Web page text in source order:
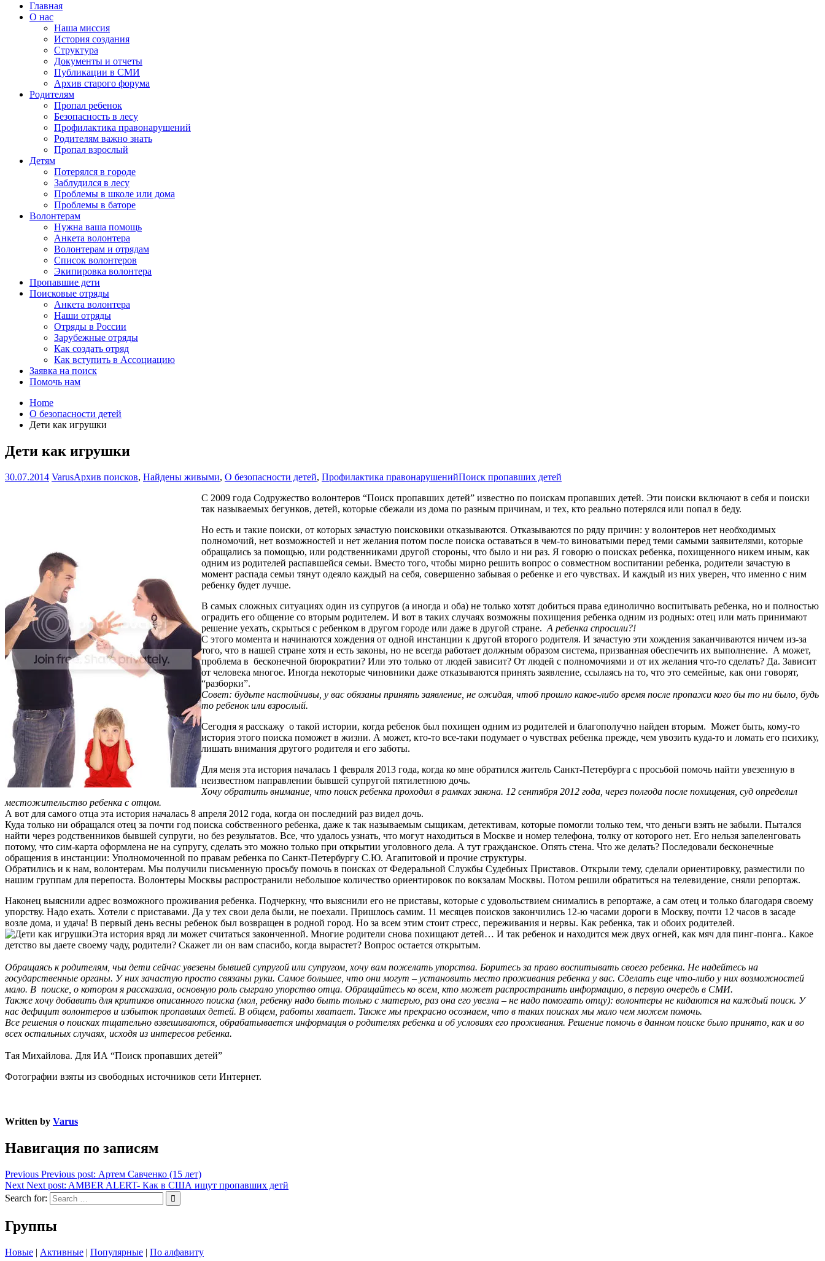
Главная
О нас
Наша миссия
История создания
Структура
Документы и отчеты
Публикации в СМИ
Архив старого форума
Родителям
Пропал ребенок
Безопасность в лесу
Профилактика правонарушений
Родителям важно знать
Пропал взрослый
Детям
Потерялся в городе
Заблудился в лесу
Проблемы в школе или дома
Проблемы в баторе
Волонтерам
Нужна ваша помощь
Анкета волонтера
Волонтерам и отрядам
Список волонтеров
Экипировка волонтера
Пропавшие дети
Поисковые отряды
Анкета волонтера
Наши отряды
Отряды в России
Зарубежные отряды
Как создать отряд
Как вступить в Ассоциацию
Заявка на поиск
Помочь нам
Home
О безопасности детей
Дети как игрушки
Дети как игрушки
30.07.2014 VarusАрхив поисков, Найдены живыми, О безопасности детей, Профилактика правонарушенийПоиск пропавших детей
С 2009 года Содружество волонтеров “Поиск пропавших детей” известно по поискам пропавших детей. Эти поиски включают в себя и поиски
так называемых бегунков, детей, которые сбежали из дома по разным причинам, и тех, кто реально потерялся или попал в беду.
Но есть и такие поиски, от которых зачастую поисковики отказываются. Отказываются по ряду причин: у волонтеров нет необходимых
полномочий, нет возможностей и нет желания потом после поиска оставаться в чем-то виноватыми перед теми самыми заявителями, которые
обращались за помощью, или родственниками другой стороны, что было и ни раз. Я говорю о поисках ребенка, похищенного никем иным, как
одним из родителей распавшейся семьи. Вместо того, чтобы мирно решить вопрос о совместном воспитании ребенка, родители зачастую в
момент распада семьи тянут одеяло каждый на себя, совершенно забывая о ребенке и его чувствах. И каждый из них уверен, что именно с ним
ребенку будет лучше.
В самых сложных ситуациях один из супругов (а иногда и оба) не только хотят добиться права единолично воспитывать ребенка, но и полностью
оградить его общение со вторым родителем. И вот в таких случаях возможны похищения ребенка одним из родных: отец или мать принимают
решение уехать, скрыться с ребенком в другом городе или даже в другой стране. А ребенка спросили?!
С этого момента и начинаются хождения от одной инстанции к другой второго родителя. И зачастую эти хождения заканчиваются ничем из-за
того, что в нашей стране хотя и есть законы, но не всегда работает должным образом система, призванная обеспечить их выполнение. А может,
проблема в бесконечной бюрократии? Или это только от людей зависит? От людей с полномочиями и от их желания что-то сделать? Да. Зависит
от человека многое. Иногда некоторые чиновники даже отказываются принять заявление, ссылаясь на то, что это семейные, как они говорят,
“разборки”.
Совет: будьте настойчивы, у вас обязаны принять заявление, не ожидая, чтоб прошло какое-либо время после пропажи кого бы то ни было, будь
то ребенок или взрослый.
Сегодня я расскажу о такой истории, когда ребенок был похищен одним из родителей и благополучно найден вторым. Может быть, кому-то
история этого поиска поможет в жизни. А может, кто-то все-таки подумает о чувствах ребенка прежде, чем увозить куда-то и ломать его психику,
лишать внимания другого родителя и его заботы.
Для меня эта история началась 1 февраля 2013 года, когда ко мне обратился житель Санкт-Петербурга с просьбой помочь найти увезенную в
неизвестном направлении бывшей супругой пятилетнюю дочь.
Хочу обратить внимание, что поиск ребенка проходил в рамках закона. 12 сентября 2012 года, через полгода после похищения, суд определил
местожительство ребенка с отцом.
А вот для самого отца эта история началась 8 апреля 2012 года, когда он последний раз видел дочь.
Куда только ни обращался отец за почти год поиска собственного ребенка, даже к так называемым сыщикам, детективам, которые помогли только тем, что деньги взять не забыли. Пытался
найти через родственников бывшей супруги, но без результатов. Все, что удалось узнать, что могут находиться в Москве и номер телефона, толку от которого нет. Его нельзя запеленговать
потому, что сим-карта оформлена не на супругу, сделать это можно только при открытии уголовного дела. А тут гражданское. Опять стена. Что же делать? Последовали бесконечные
обращения в инстанции: Уполномоченной по правам ребенка по Санкт-Петербургу С.Ю. Агапитовой и прочие структуры.
Обратились и к нам, волонтерам. Мы получили письменную просьбу помочь в поисках от Федеральной Службы Судебных Приставов. Открыли тему, сделали ориентировку, разместили по
нашим группам для перепоста. Волонтеры Москвы распространили небольшое количество ориентировок по вокзалам Москвы. Потом решили обратиться на телевидение, сняли репортаж.
Наконец выяснили адрес возможного проживания ребенка. Подчеркну, что выяснили его не приставы, которые с удовольствием снимались в репортаже, а сам отец и только благодаря своему
упорству. Надо ехать. Хотели с приставами. Да у тех свои дела были, не поехали. Пришлось самим. 11 месяцев поисков закончились 12-ю часами дороги в Москву, почти 12 часов в засаде
возле дома, и удача! В первый день весны ребенок был возвращен в родной город. Но за всем этим стоит стресс, переживания и нервы. Как ребенка, так и обоих родителей.
Эта история вряд ли может считаться законченной. Многие родители снова похищают детей… И так ребенок и находится меж двух огней, как мяч для пинг-понга.. Какое
детство вы даете своему чаду, родители? Скажет ли он вам спасибо, когда вырастет? Вопрос остается открытым.
Обращаясь к родителям, чьи дети сейчас увезены бывшей супругой или супругом, хочу вам пожелать упорства. Боритесь за право воспитывать своего ребенка. Не надейтесь на
государственные органы. У них зачастую просто связаны руки. Самое большее, что они могут – установить место проживания ребенка у вас. Сделать еще что-либо у них возможностей
мало. В поиске, о котором я рассказала, основную роль сыграло упорство отца. Обращайтесь ко всем, кто может распространить информацию, в первую очередь в СМИ.
Также хочу добавить для критиков описанного поиска (мол, ребенку надо быть только с матерью, раз она его увезла – не надо помогать отцу): волонтеры не кидаются на каждый поиск. У
нас дефицит волонтеров и избыток пропавших детей. В общем, работы хватает. Также мы прекрасно осознаем, что в таких поисках мы мало чем можем помочь.
Все решения о поисках тщательно взвешиваются, обрабатывается информация о родителях ребенка и об условиях его проживания. Решение помочь в данном поиске было принято, как и во
всех остальных случаях, исходя из интересов ребенка.
Тая Михайлова. Для ИА “Поиск пропавших детей”
Фотографии взяты из свободных источников сети Интернет.
Written by Varus
Навигация по записям
Previous Previous post: Артем Савченко (15 лет)
Next Next post: AMBER ALERT- Как в США ищут пропавших детй
Search for:
Группы
Новые | Активные | Популярные | По алфавиту